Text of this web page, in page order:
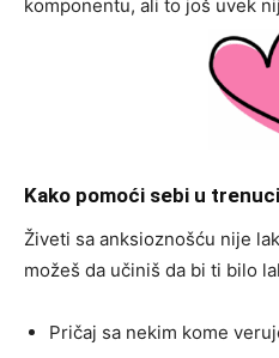
komponentu, ali to još uvek
Kako pomoći sebi u
Živeti sa anksioznošću nije
možeš da učiniš da bi ti bilo
Pričaj sa nekim kome